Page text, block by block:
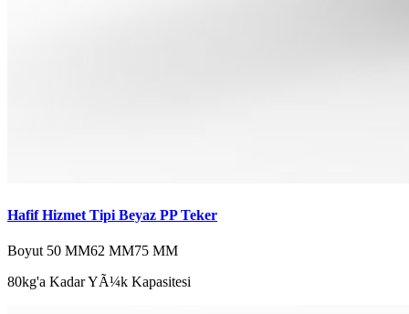
Hafif Hizmet Tipi Beyaz PP Teker
Boyut 50 MM62 MM75 MM
80kg'a Kadar YÃ¼k Kapasitesi